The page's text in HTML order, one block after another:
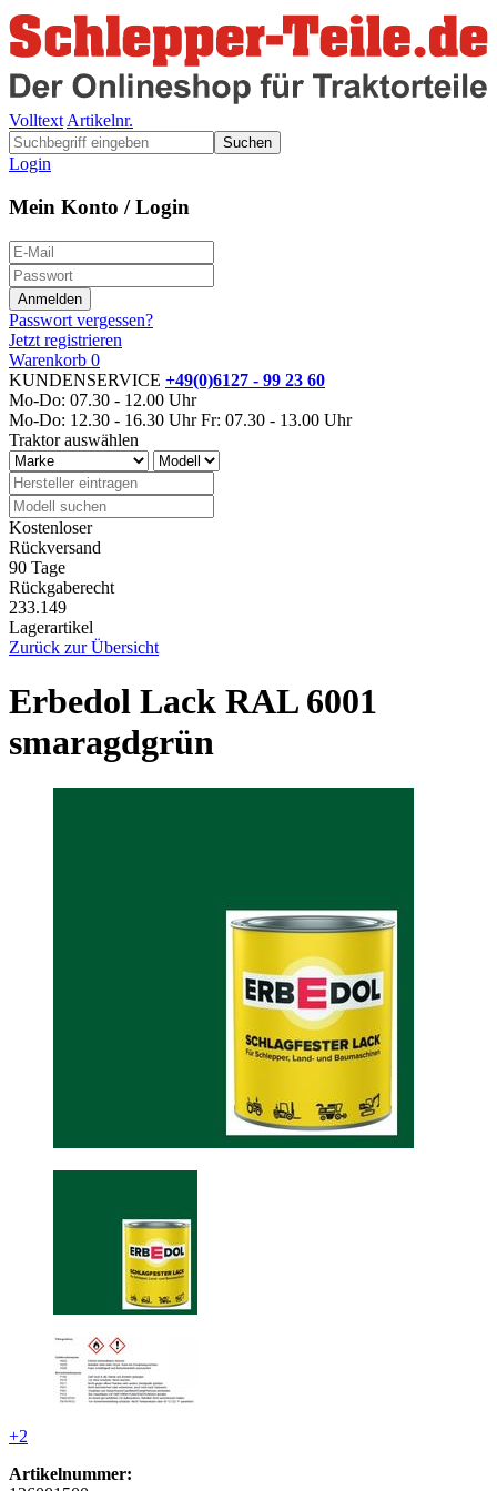
Volltext Artikelnr.
Suchen
Login
Mein Konto / Login
Passwort vergessen?
Jetzt registrieren
Warenkorb 0
KUNDENSERVICE +49(0)6127 - 99 23 60
Mo-Do: 07.30 - 12.00 Uhr
Mo-Do: 12.30 - 16.30 Uhr Fr: 07.30 - 13.00 Uhr
Traktor auswählen
Kostenloser
Rückversand
90 Tage
Rückgaberecht
233.149
Lagerartikel
Zurück zur Übersicht
Erbedol Lack RAL 6001
smaragdgrün
+2
Artikelnummer: